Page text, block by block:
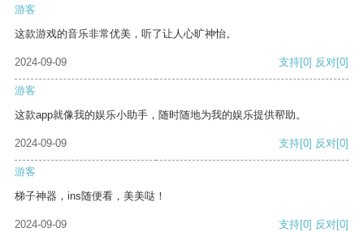
游客
这款游戏的音乐非常优美，听了让人心旷神怡。
2024-09-09 支持[0] 反对[0]
游客
这款app就像我的娱乐小助手，随时随地为我的娱乐提供帮助。
2024-09-09 支持[0] 反对[0]
游客
梯子神器，ins随便看，美美哒！
2024-09-09 支持[0] 反对[0]